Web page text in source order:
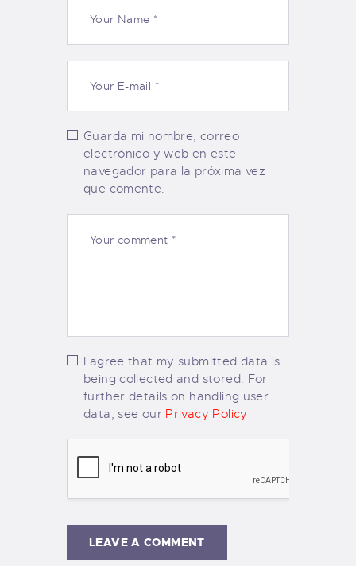
Guarda mi nombre, correo
electrónico y web en este
navegador para la próxima vez
que comente.
I agree that my submitted data is
being collected and stored. For
further details on handling user
data, see our Privacy Policy